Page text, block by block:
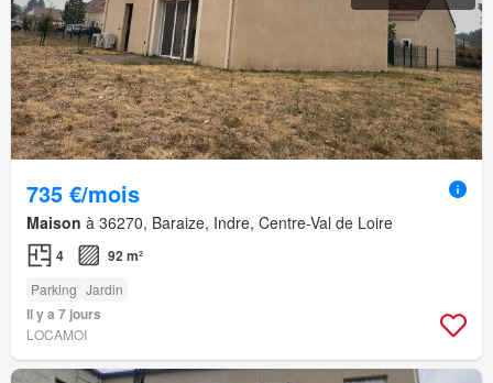
735 €/mois
Maison à 36270, Baraize, Indre, Centre-Val de Loire
4 92 m²
Parking Jardin
Il y a 7 jours
LOCAMOI